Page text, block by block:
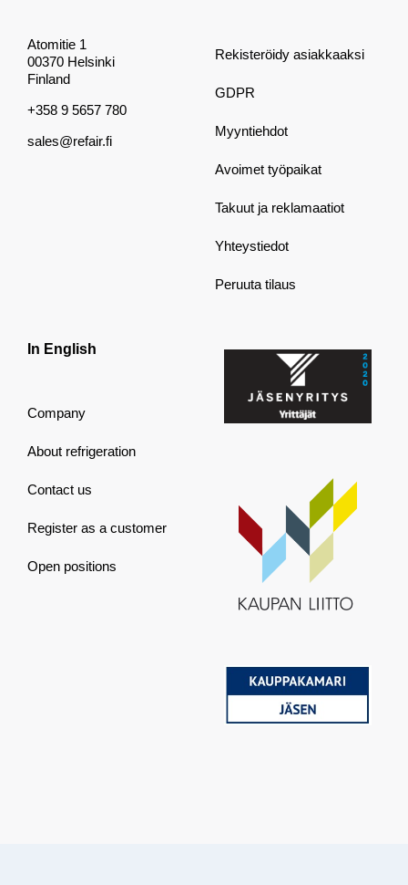
Atomitie 1
00370 Helsinki
Finland
+358 9 5657 780
sales@refair.fi
Rekisteröidy asiakkaaksi
GDPR
Myyntiehdot
Avoimet työpaikat
Takuut ja reklamaatiot
Yhteystiedot
Peruuta tilaus
In English
Company
About refrigeration
Contact us
Register as a customer
Open positions